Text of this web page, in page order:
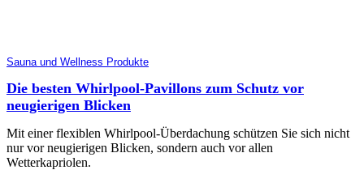
Sauna und Wellness Produkte
Die besten Whirlpool-Pavillons zum Schutz vor
neugierigen Blicken
Mit einer flexiblen Whirlpool-Überdachung schützen Sie sich nicht
nur vor neugierigen Blicken, sondern auch vor allen
Wetterkapriolen.